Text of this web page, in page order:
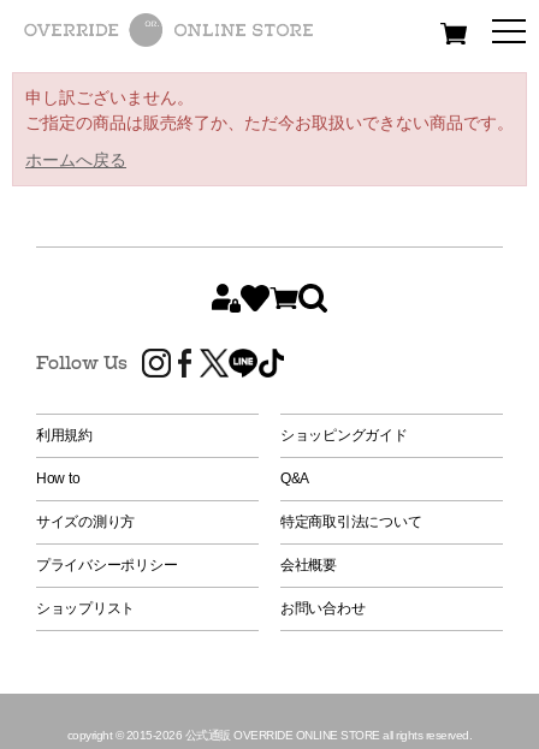
All Women Men
申し訳ございません。
ご指定の商品は販売終了か、ただ今お取扱いできない商品です。
ホームへ戻る
Follow Us
利用規約 ショッピングガイド
How to Q&A
サイズの測り方 特定商取引法について
プライバシーポリシー 会社概要
ショップリスト お問い合わせ
copyright © 2015-2026 公式通販 OVERRIDE ONLINE STORE all rights reserved.